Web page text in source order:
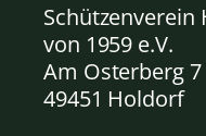
Schützenverein
von 1959 e.V.
Am Osterberg 7
49451 Holdorf